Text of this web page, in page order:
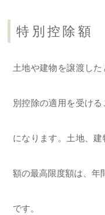
特別控除額
土地や建物を譲渡し
別控除の適用を受け
になります。土地、
額の最高限度額は、年
です。